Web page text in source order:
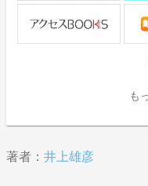
著者： 井上雄彦